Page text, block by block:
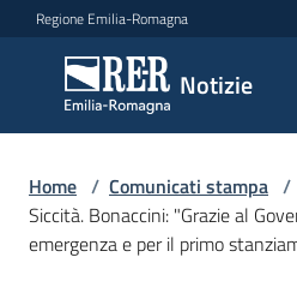
Vai al contenuto
Vai alla navigazione
Vai al footer
Regione Emilia-Romagna
Notizie
Notizie
Comunicati
stampa
Menu selezionato
Home / Comunicati stampa /
Siccità. Bonaccini: "Grazie al
emergenza e per il primo